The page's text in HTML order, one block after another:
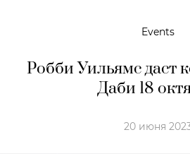
Events
Робби Уильямс даст
Даби 18
20 июня